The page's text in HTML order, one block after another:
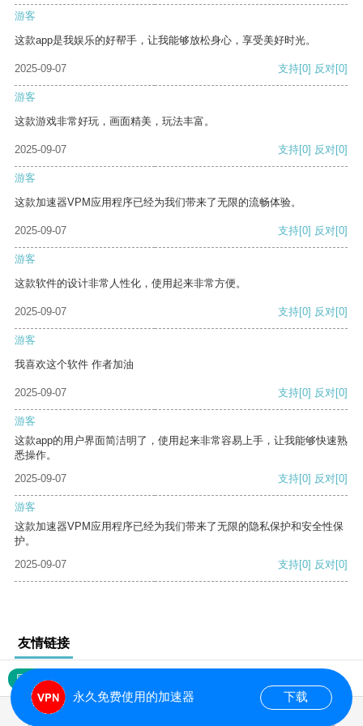
游客
这款app是我娱乐的好帮手，让我能够放松身心，享受美好时光。
2025-09-07 支持[0] 反对[0]
游客
这款游戏非常好玩，画面精美，玩法丰富。
2025-09-07 支持[0] 反对[0]
游客
这款加速器VPM应用程序已经为我们带来了无限的流畅体验。
2025-09-07 支持[0] 反对[0]
游客
这款软件的设计非常人性化，使用起来非常方便。
2025-09-07 支持[0] 反对[0]
游客
我喜欢这个软件 作者加油
2025-09-07 支持[0] 反对[0]
游客
这款app的用户界面简洁明了，使用起来非常容易上手，让我能够快速熟
悉操作。
2025-09-07
支持[0] 反对[0]
游客
这款加速器VPM应用程序已经为我们带来了无限的隐私保护和安全性保
护。
2025-09-07
支持[0] 反对[0]
友情链接
网站地图
永久免费使用的加速器 下载